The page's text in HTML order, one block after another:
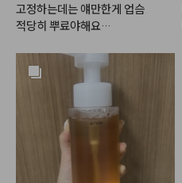
고정하는데는 얘만한게 업슴
적당히 뿌료야해요
수있음.ㅠ